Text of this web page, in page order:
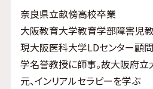
奈良県立畝傍高校卒業
大阪教育大学教育学部障害児
現大阪医科大学LDセンター顧
学名誉教授に師事。故大阪府
元、インリアルセラピーを学ぶ